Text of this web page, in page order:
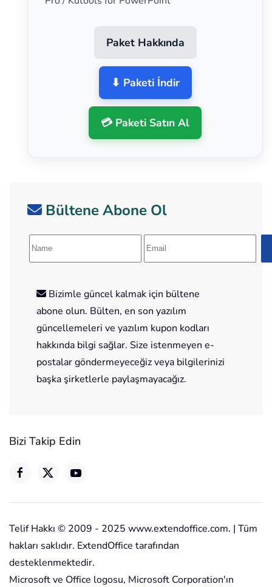
Paket Hakkında
⬇ Paketi İndir
💳 Paketi Satın Al
Bültene Abone Ol
Bizimle güncel kalmak için bültene
abone olun. Bülten, en son yazılım
güncellemeleri ve yazılım kupon kodları
hakkında bilgi sağlar. Size istenmeyen e-
postalar göndermeyeceğiz veya bilgilerinizi
başka şirketlerle paylaşmayacağız.
Bizi Takip Edin
Telif Hakkı © 2009 - 2025 www.extendoffice.com. | Tüm
hakları saklıdır. ExtendOffice tarafından
desteklenmektedir.
Microsoft ve Office logosu, Microsoft Corporation'ın